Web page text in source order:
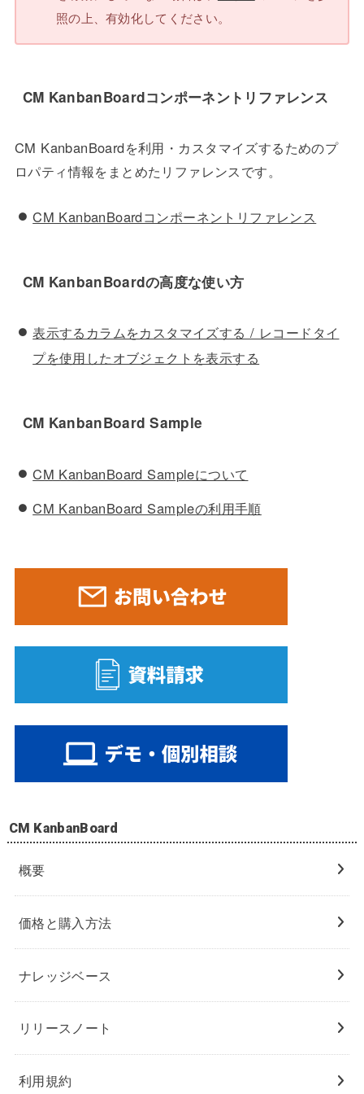
照の上、有効化してください。
CM KanbanBoardコンポーネントリファレンス
CM KanbanBoardを利用・カスタマイズするためのプ
ロパティ情報をまとめたリファレンスです。
CM KanbanBoardコンポーネントリファレンス
CM KanbanBoardの高度な使い方
表示するカラムをカスタマイズする / レコードタイ
プを使用したオブジェクトを表示する
CM KanbanBoard Sample
CM KanbanBoard Sampleについて
CM KanbanBoard Sampleの利用手順
CM KanbanBoard
概要
価格と購入方法
ナレッジベース
リリースノート
利用規約